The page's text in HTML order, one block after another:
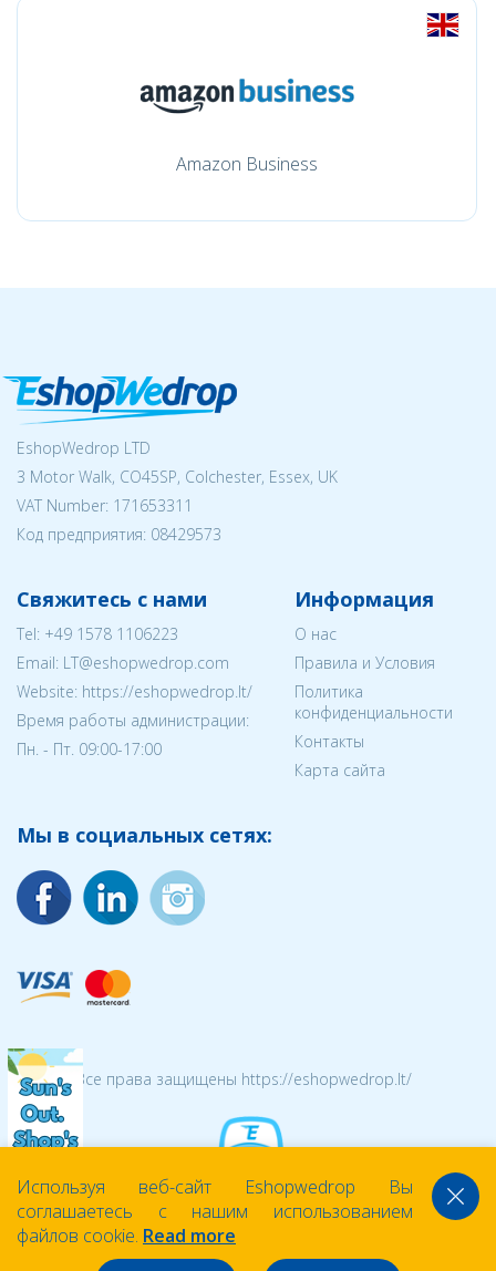
Amazon Business
EshopWedrop LTD
3 Motor Walk, CO45SP, Colchester, Essex, UK
VAT Number: 171653311
Код предприятия: 08429573
Свяжитесь с нами
Tel: +49 1578 1106223
Email: LT@eshopwedrop.com
Website: https://eshopwedrop.lt/
Время работы администрации:
Пн. - Пт. 09:00-17:00
Информация
О нас
Правила и Условия
Политика
конфиденциальности
Контакты
Карта сайта
Мы в социальных сетях:
© 2026 Все права защищены https://eshopwedrop.lt/
Используя веб-сайт Eshopwedrop Вы
соглашаетесь с нашим использованием
файлов cookie. Read more